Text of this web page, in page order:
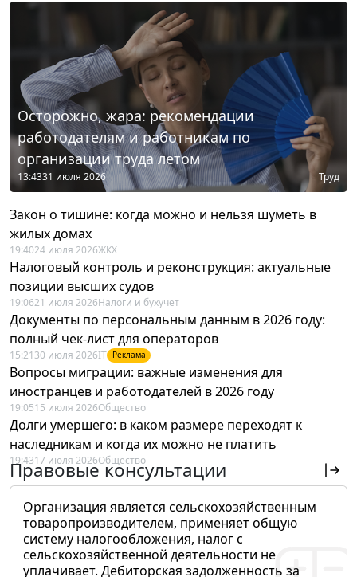
Осторожно, жара: рекомендации
работодателям и работникам по
организации труда летом
13:4331 июля 2026 Труд
Закон о тишине: когда можно и нельзя шуметь в
жилых домах
19:4024 июля 2026ЖКХ
Налоговый контроль и реконструкция: актуальные
позиции высших судов
19:0621 июля 2026Налоги и бухучет
Документы по персональным данным в 2026 году:
полный чек-лист для операторов
15:21 30 июля 2026IT Реклама
Вопросы миграции: важные изменения для
иностранцев и работодателей в 2026 году
19:0515 июля 2026Общество
Долги умершего: в каком размере переходят к
наследникам и когда их можно не платить
19:4317 июля 2026Общество
Правовые консультации
Организация является сельскохозяйственным
товаропроизводителем, применяет общую
систему налогообложения, налог с
сельскохозяйственной деятельности не
уплачивает. Дебиторская задолженность за